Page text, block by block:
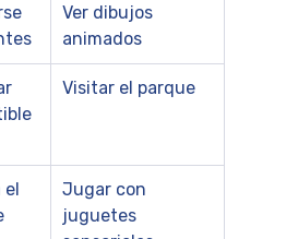
Ver dibujos
animados
Visitar el parque
el
Jugar con
juguetes